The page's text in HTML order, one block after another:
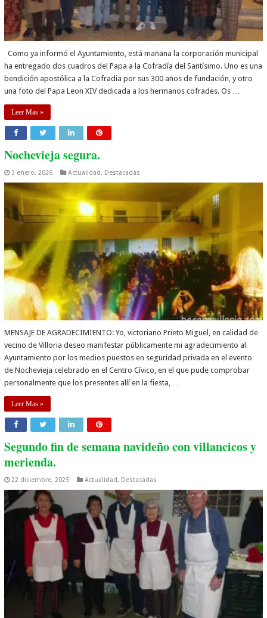
Como ya informó el Ayuntamiento, está mañana la corporación municipal
ha entregado dos cuadros del Papa a la Cofradía del Santísimo. Uno es una
bendición apostólica a la Cofradia por sus 300 años de fundación, y otro
una foto del Papa Leon XIV dedicada a los hermanos cofrades. Os …
Leer Mas »
Nochevieja segura.
3 enero, 2026 Actualidad, Destacadas
MENSAJE DE AGRADECIMIENTO: Yo, victoriano Prieto Miguel, en calidad de
vecino de Villoria deseo manifestar públicamente mi agradecimiento al
Ayuntamiento por los medios puestos en seguridad privada en el evento
de Nochevieja celebrado en el Centro Cívico, en el que pude comprobar
personalmente que los presentes allí en la fiesta, …
Leer Mas »
Segundo fin de semana navideño con villancicos y
merienda.
22 diciembre, 2025 Actualidad, Destacadas